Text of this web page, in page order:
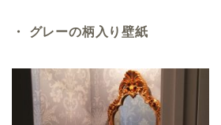
・ グレーの柄入り壁紙